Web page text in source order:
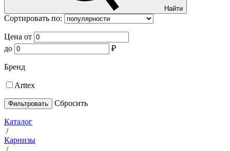
Найти
Сортировать по:
Цена от
до
₽
Бренд
Arttex
Cбросить
Каталог
/
Карнизы
/